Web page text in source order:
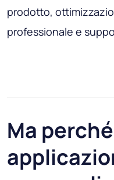
prodotto,
professionale e
Ma